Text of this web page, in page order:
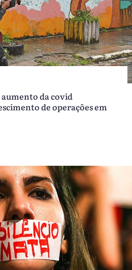
da covid
de operações em